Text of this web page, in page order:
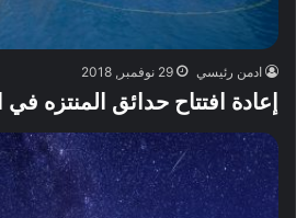
ادمن رئيسي 29 نوفمبر, 2018
إعادة افتتاح حدائق المنتزه